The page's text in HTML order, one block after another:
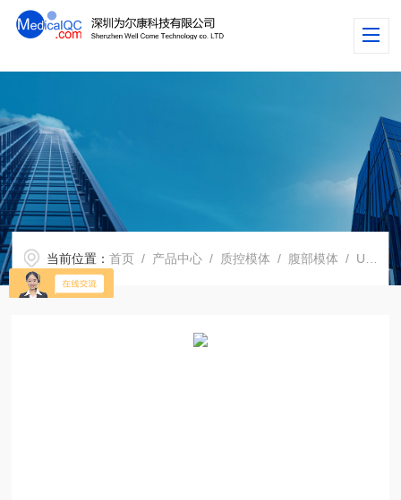
当前位置：首页 / 产品中心 / 质控模体 / 腹部模体 / US-A03腹部模体